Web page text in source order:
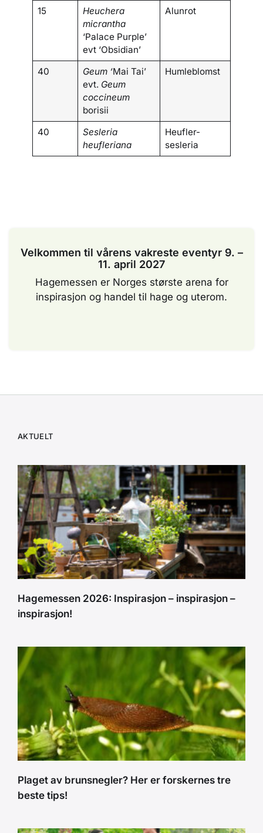
15
Heuchera
micrantha
‘Palace Purple’
evt ‘Obsidian’
Alunrot
40 Geum ‘Mai Tai’
evt. Geum
coccineum
borisii
Humleblomst
40
Sesleria
heufleriana
Heufler-
sesleria
Velkommen til vårens vakreste eventyr 9. –
11. april 2027
Hagemessen er Norges største arena for
inspirasjon og handel til hage og uterom.
AKTUELT
Hagemessen 2026: Inspirasjon – inspirasjon –
inspirasjon!
Plaget av brunsnegler? Her er forskernes tre
beste tips!